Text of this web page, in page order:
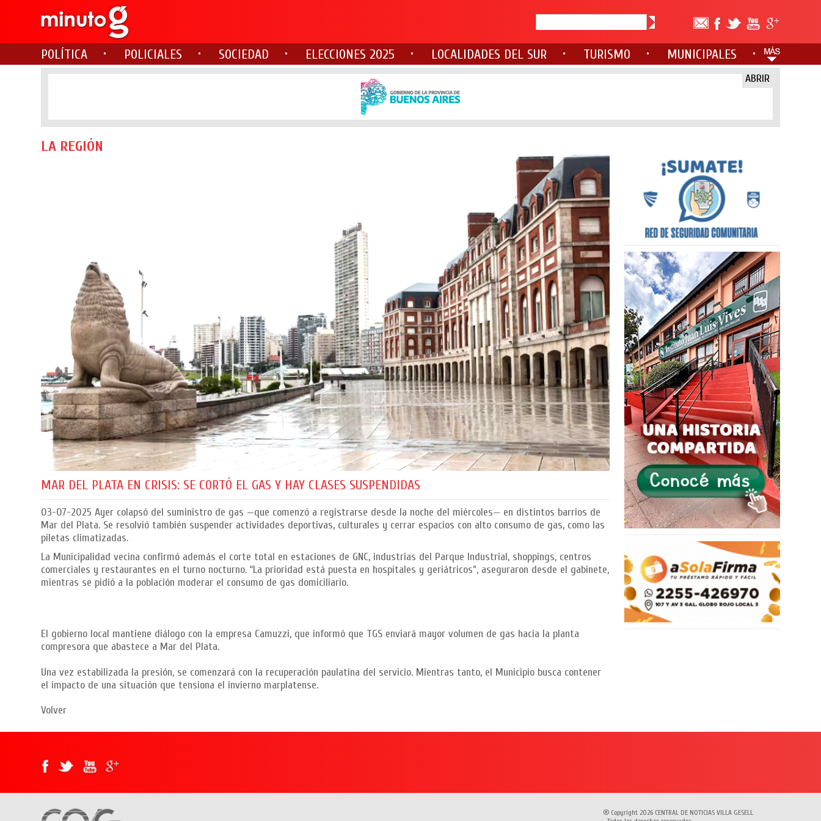
POLÍTICA POLICIALES SOCIEDAD ELECCIONES 2025 LOCALIDADES DEL SUR TURISMO MUNICIPALES
ABRIR
LA REGIÓN
MAR DEL PLATA EN CRISIS: SE CORTÓ EL GAS Y HAY CLASES SUSPENDIDAS
03-07-2025 Ayer colapsó del suministro de gas —que comenzó a registrarse desde la noche del miércoles— en distintos barrios de
Mar del Plata. Se resolvió también suspender actividades deportivas, culturales y cerrar espacios con alto consumo de gas, como las
piletas climatizadas.
La Municipalidad vecina confirmó además el corte total en estaciones de GNC, industrias del Parque Industrial, shoppings, centros
comerciales y restaurantes en el turno nocturno. “La prioridad está puesta en hospitales y geriátricos”, aseguraron desde el gabinete,
mientras se pidió a la población moderar el consumo de gas domiciliario.
El gobierno local mantiene diálogo con la empresa Camuzzi, que informó que TGS enviará mayor volumen de gas hacia la planta
compresora que abastece a Mar del Plata.
Una vez estabilizada la presión, se comenzará con la recuperación paulatina del servicio. Mientras tanto, el Municipio busca contener
el impacto de una situación que tensiona el invierno marplatense.
Volver
® Copyright 2026 CENTRAL DE NOTICIAS VILLA GESELL